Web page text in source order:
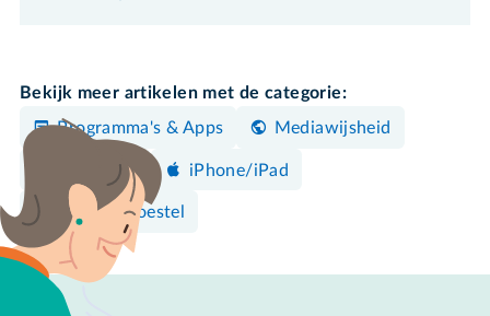
Bekijk meer artikelen met de categorie:
Programma's & Apps
Mediawijsheid
Opruimen iPhone/iPad
Android-toestel